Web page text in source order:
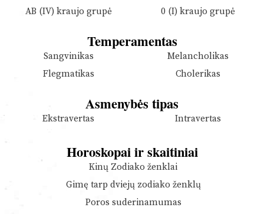
AB (IV) kraujo grupė
0 (I) kraujo grupė
Temperamentas
Sangvinikas
Melancholikas
Flegmatikas
Cholerikas
Asmenybės tipas
Ekstravertas Intravertas
Horoskopai ir skaitiniai
Kinų Zodiako ženklai
Gimę tarp dviejų zodiako ženklų
Poros suderinamumas